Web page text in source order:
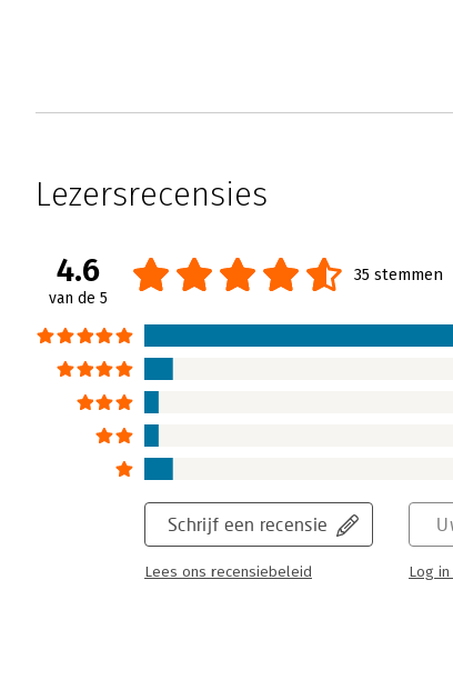
Lezersrecensies
4.6
van de 5
35 stemmen
Schrijf een recensie
Lees ons recensiebeleid Log